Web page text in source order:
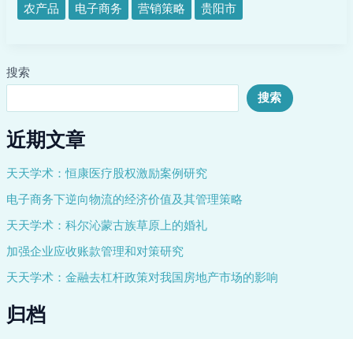
搜索
搜索
近期文章
天天学术：恒康医疗股权激励案例研究
电子商务下逆向物流的经济价值及其管理策略
天天学术：科尔沁蒙古族草原上的婚礼
加强企业应收账款管理和对策研究
天天学术：金融去杠杆政策对我国房地产市场的影响
归档
研
以
阳
市
为
农产品
电子商务 营销策略 贵阳市